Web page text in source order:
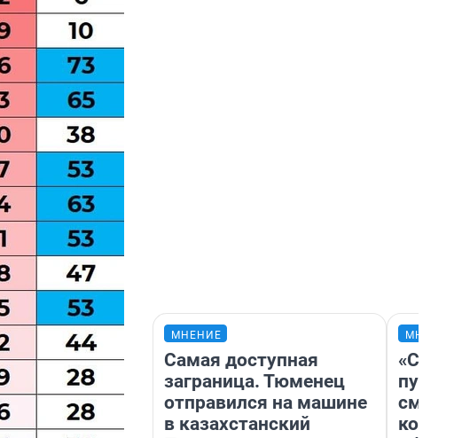
МНЕНИЕ
Самая доступная
заграница. Тюменец
отправился на машине
в казахстанский